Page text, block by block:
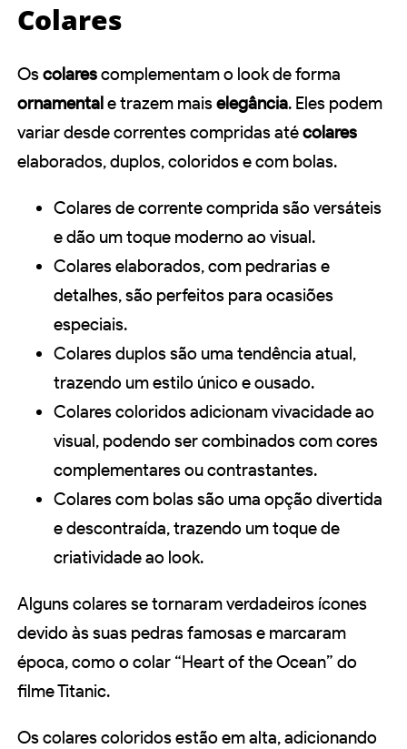
Colares
Oscolarescomplementam o look de forma
ornamentale trazem maiselegância. Eles podem
variar desde correntes compridas atécolares
elaborados, duplos, coloridos e com bolas.
Colares de corrente comprida são versáteis
e dão um toque moderno ao visual.
Colares elaborados, com pedrarias e
detalhes, são perfeitos para ocasiões
especiais.
Colares duplos são uma tendência atual,
trazendo um estilo único e ousado.
Colares coloridos adicionam vivacidade ao
visual, podendo ser combinados com cores
complementares ou contrastantes.
Colares com bolas são uma opção divertida
e descontraída, trazendo um toque de
criatividade ao look.
Alguns colares se tornaram verdadeiros ícones
devido às suas pedras famosas e marcaram
época, como o colar “Heart of the Ocean” do
filme Titanic.
Os colares coloridos estão em alta, adicionando